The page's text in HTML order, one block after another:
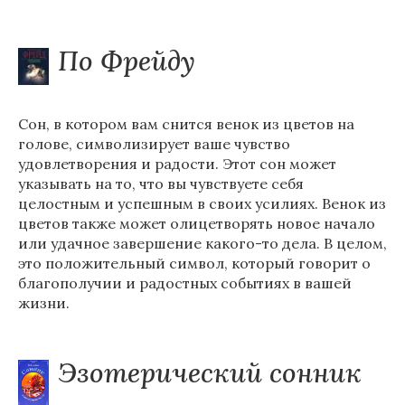
По Фрейду
Сон, в котором вам снится венок из цветов на
голове, символизирует ваше чувство
удовлетворения и радости. Этот сон может
указывать на то, что вы чувствуете себя
целостным и успешным в своих усилиях. Венок из
цветов также может олицетворять новое начало
или удачное завершение какого-то дела. В целом,
это положительный символ, который говорит о
благополучии и радостных событиях в вашей
жизни.
Эзотерический сонник